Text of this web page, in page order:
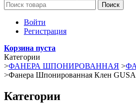
Поиск
Войти
Регистрация
Корзина пуста
Категории
>ФАНЕРА ШПОНИРОВАННАЯ >
>Фанера Шпонированная Клен
Категории